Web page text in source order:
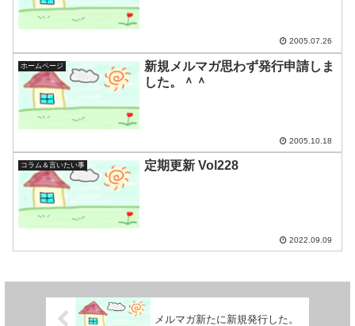
2005.07.26
ホームページ
新規メルマガ思わず発行申請しま
した。＾＾
2005.10.18
コラム＆言いたい事 定期更新 Vol228
2022.09.09
メルマガ新たに新規発行した。